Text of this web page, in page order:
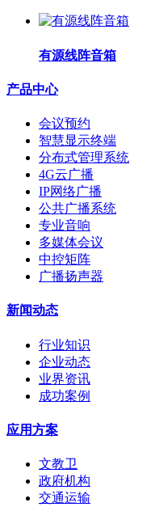
有源线阵音箱
产品中心
会议预约
智慧显示终端
分布式管理系统
4G云广播
IP网络广播
公共广播系统
专业音响
多媒体会议
中控矩阵
广播扬声器
新闻动态
行业知识
企业动态
业界资讯
成功案例
应用方案
文教卫
政府机构
交通运输